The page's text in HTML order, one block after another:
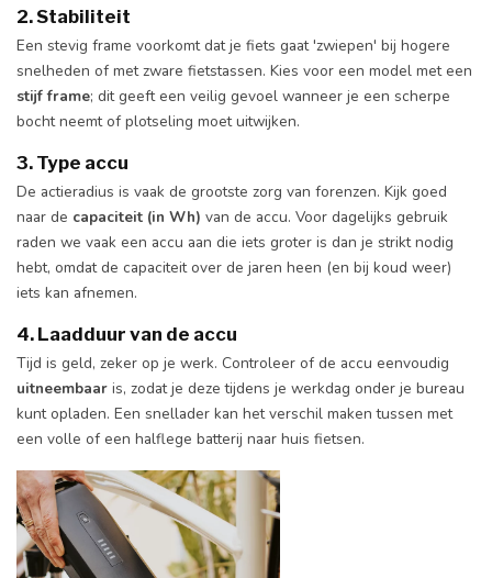
2. Stabiliteit
Een stevig frame voorkomt dat je fiets gaat 'zwiepen' bij hogere
snelheden of met zware fietstassen. Kies voor een model met een
stijf frame; dit geeft een veilig gevoel wanneer je een scherpe
bocht neemt of plotseling moet uitwijken.
3. Type accu
De actieradius is vaak de grootste zorg van forenzen. Kijk goed
naar de capaciteit (in Wh) van de accu. Voor dagelijks gebruik
raden we vaak een accu aan die iets groter is dan je strikt nodig
hebt, omdat de capaciteit over de jaren heen (en bij koud weer)
iets kan afnemen.
4. Laadduur van de accu
Tijd is geld, zeker op je werk. Controleer of de accu eenvoudig
uitneembaar is, zodat je deze tijdens je werkdag onder je bureau
kunt opladen. Een snellader kan het verschil maken tussen met
een volle of een halflege batterij naar huis fietsen.